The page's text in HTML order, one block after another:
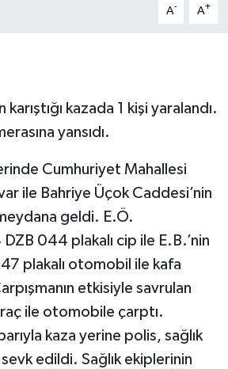
A- A+
karıştığı kazada 1 kişi yaralandı.
yansıdı.
Cumhuriyet Mahallesi
ile Bahriye Üçok Caddesi’nin
geldi. E.Ö.
044 plakalı cip ile E.B.’nin
plakalı otomobil ile kafa
etkisiyle savrulan
ile otomobile çarptı.
kaza yerine polis, sağlık
edildi. Sağlık ekiplerinin